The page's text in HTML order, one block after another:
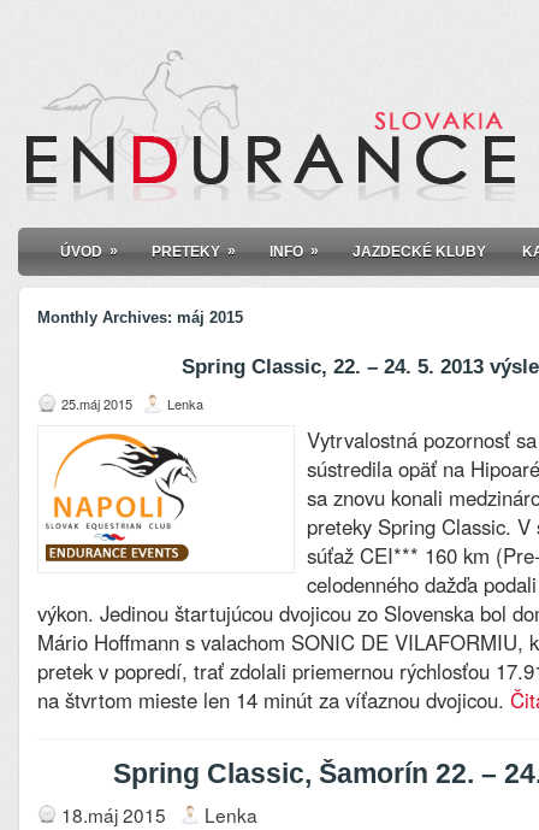
ÚVOD » PRETEKY » INFO » JAZDECKÉ KLUBY
Monthly Archives: máj 2015
Spring Classic, 22. – 24. 5. 2013
25.máj 2015 Lenka
Vytrvalostná pozornosť
sústredila opäť na
sa znovu konali
preteky Spring Classic.
súťaž CEI*** 160 km
celodenného dažďa
výkon. Jedinou štartujúcou dvojicou zo Slovenska bol
Mário Hoffmann s valachom SONIC DE VILAFORMIU,
pretek v popredí, trať zdolali priemernou rýchlosťou
na štvrtom mieste len 14 minút za víťaznou dvojicou.
Spring Classic, Šamorín 22. –
18.máj 2015 Lenka